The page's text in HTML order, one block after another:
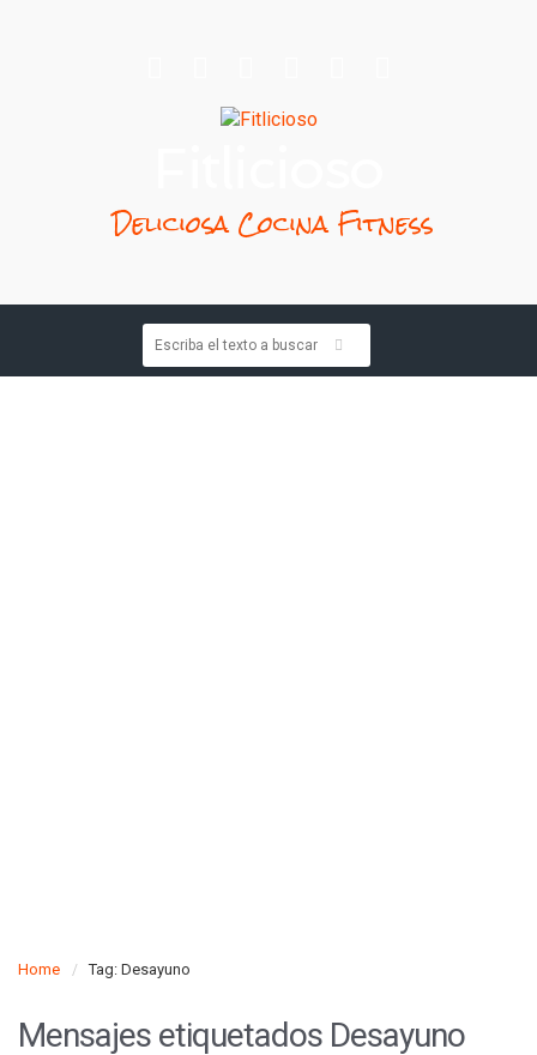
Deliciosa Cocina Fitness
Home Tag: Desayuno
Mensajes etiquetados Desayuno